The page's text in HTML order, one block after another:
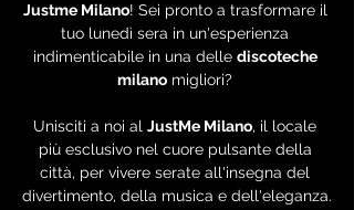
Justme Milano! Sei pronto a trasformare il
tuo lunedì sera in un'esperienza
indimenticabile in una delle discoteche
milano migliori?
Unisciti a noi al JustMe Milano, il locale
più esclusivo nel cuore pulsante della
città, per vivere serate all'insegna del
divertimento, della musica e dell'eleganza.